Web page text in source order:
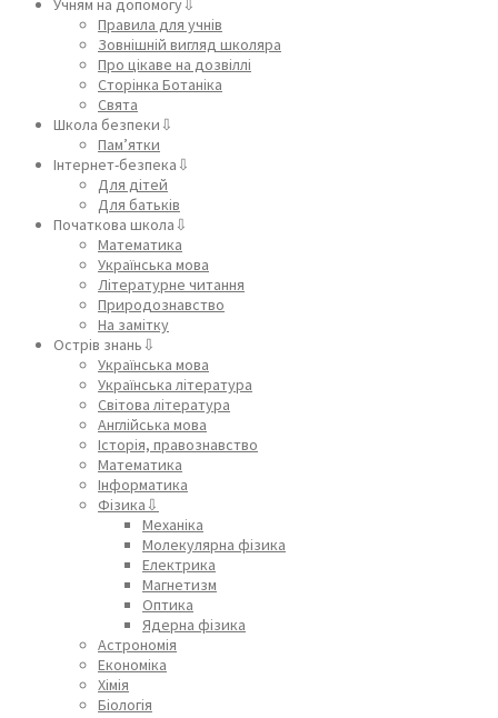
Учням на допомогу⇩
Правила для учнів
Зовнішній вигляд школяра
Про цікаве на дозвіллі
Сторінка Ботаніка
Свята
Школа безпеки⇩
Пам’ятки
Інтернет-безпека⇩
Для дітей
Для батьків
Початкова школа⇩
Математика
Українська мова
Літературне читання
Природознавство
На замітку
Острів знань⇩
Українська мова
Українська література
Світова література
Англійська мова
Історія, правознавство
Математика
Інформатика
Фізика⇩
Механіка
Молекулярна фізика
Електрика
Магнетизм
Оптика
Ядерна фізика
Астрономія
Економіка
Хімія
Біологія